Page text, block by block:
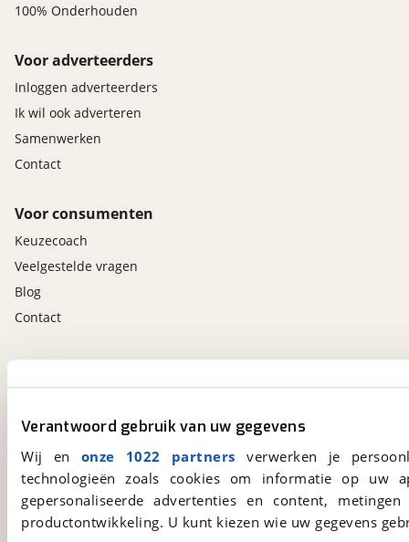
Verantwoord gebruik van uw gegevens
Wij en onze 1022 partners verwerken je
technologieën zoals cookies om informatie op
gepersonaliseerde advertenties en content,
productontwikkeling. U kunt kiezen wie uw gegevens
100% Onderhouden
Voor adverteerders
Inloggen adverteerders
Ik wil ook adverteren
Samenwerken
Contact
Voor consumenten
Keuzecoach
Veelgestelde vragen
Blog
Contact
viaBOVAG.nl
Kosterijland
3981 AJBunnik
Download 'm nu.